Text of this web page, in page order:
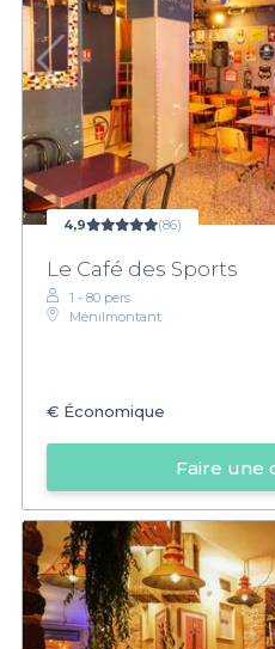
4,9 (86)
Le Café des Sports
1 - 80 pers.
Ménilmontant
€ Économique
Faire une